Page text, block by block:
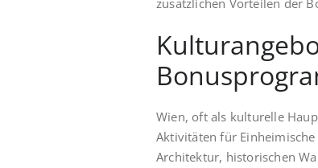
zusätzlichen Vorteilen der
Wien, oft als kulturelle
Aktivitäten für
Architektur, historischen